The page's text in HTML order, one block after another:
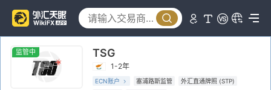
监管中 TSG
1-2年
ECN账户 塞浦路斯监管
外汇直通牌照 (STP)
0
1
2
3
4
5
1
2
3